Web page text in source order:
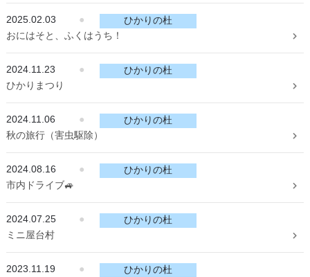
2025.02.03 ●
ひかりの杜
おにはそと、ふくはうち！
2024.11.23 ●
ひかりの杜
ひかりまつり
2024.11.06 ●
ひかりの杜
秋の旅行（害虫駆除）
2024.08.16 ●
ひかりの杜
市内ドライブ🚙
2024.07.25 ●
ひかりの杜
ミニ屋台村
2023.11.19 ●
ひかりの杜